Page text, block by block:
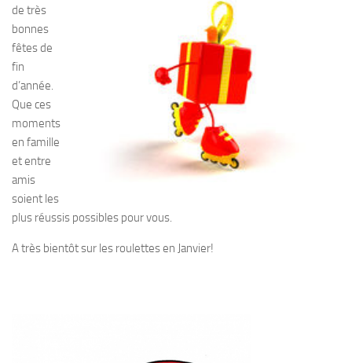
de très
bonnes
fêtes de
fin
d’année.
Que ces
moments
en famille
et entre
amis
soient les
plus réussis possibles pour vous.
A très bientôt sur les roulettes en Janvier!